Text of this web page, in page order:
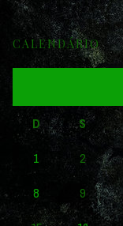
CALENDÁRIO
D S
1
2
8
9